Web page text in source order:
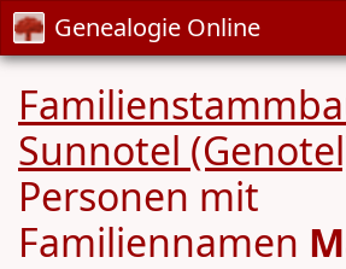
Genealogie Online
Sunnotel
Personen mit
Familiennamen